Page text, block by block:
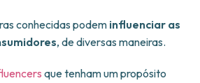
conhecidas podem influenciar as
, de diversas maneiras.
que tenham um propósito